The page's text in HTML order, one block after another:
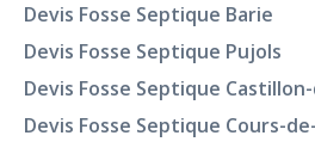
Devis Fosse Septique Barie
Devis Fosse Septique Pujols
Devis Fosse Septique
Devis Fosse Septique Cours-